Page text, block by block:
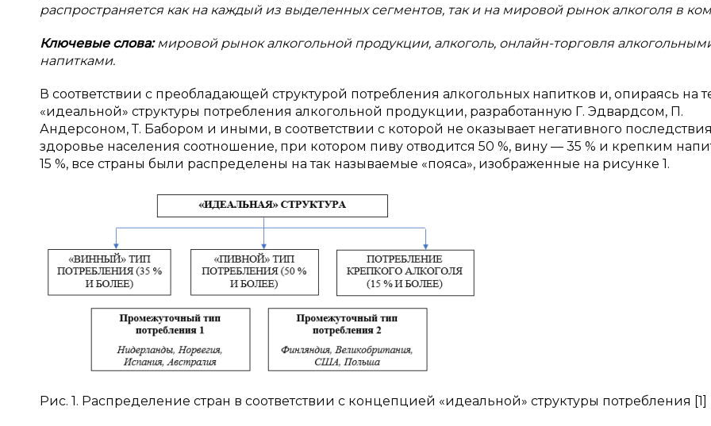
распространяется как на каждый из выделенных сегментов, так и на мировой рынок алкоголя в
Ключевые слова:мировой рынок алкогольной продукции, алкоголь, онлайн-торговля
напитками.
В соответствии с преобладающей структурой потребления алкогольных напитков и, опираясь на
«идеальной» структуры потребления алкогольной продукции, разработанную Г. Эдвардсом, П.
Андерсоном, Т. Бабором и иными, в соответствии с которой не оказывает негативного
здоровье населения соотношение, при котором пиву отводится 50 %, вину — 35 % и крепким
15 %, все страны были распределены на так называемые «пояса», изображенные на рисунке 1.
Рис. 1. Распределение стран в соответствии с концепцией «идеальной» структуры потребления [1]